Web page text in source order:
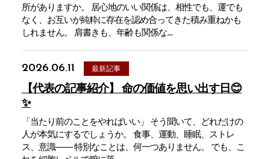
所がありますか。 居心地のいい関係は、相性でも、運でも
なく、お互いが純粋に存在を認め合ってきた積み重ねかも
しれません。 肩書きも、年齢も関係な...
2026.06.11 最新記事
【代表の記事紹介】 命の価値を思い出す日😊
✨
「当たり前のことをやればいい」 そう聞いて、どれだけの
人が本気にするでしょうか。 食事、運動、睡眠、ストレ
ス、意識—— 特別なことは、何一つありません。 でも、こ